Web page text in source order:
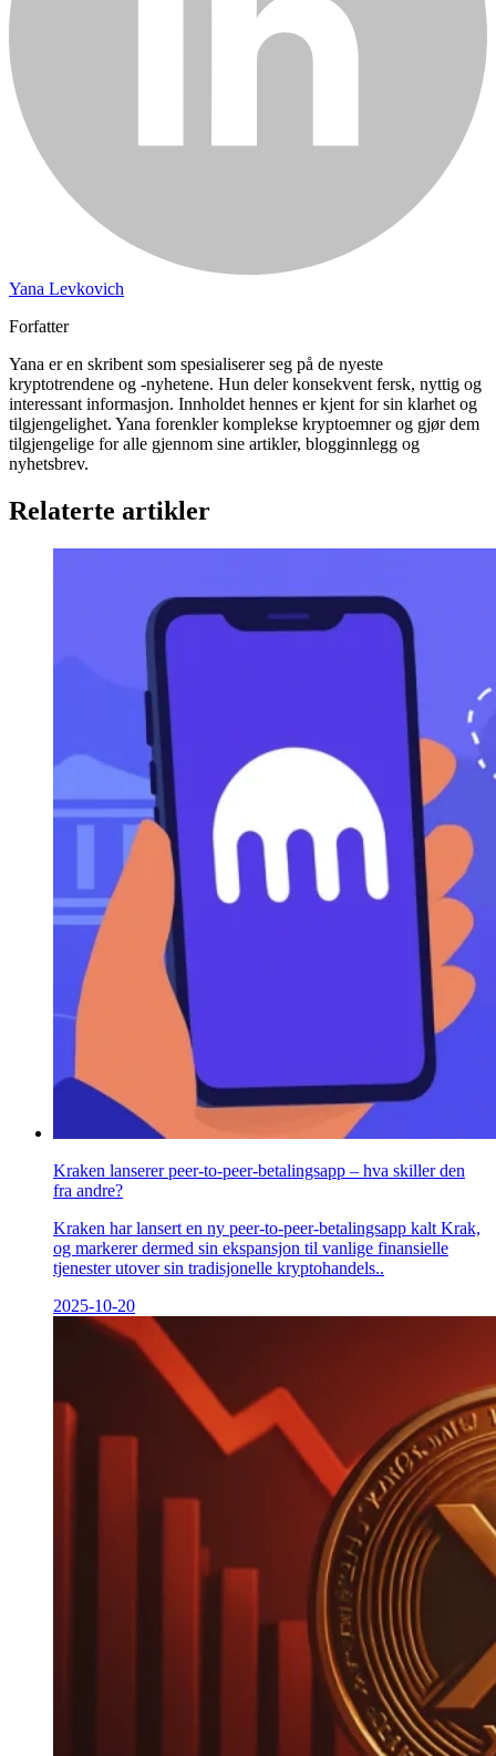
Yana Levkovich
Forfatter
Yana er en skribent som spesialiserer seg på de nyeste
kryptotrendene og -nyhetene. Hun deler konsekvent fersk, nyttig og
interessant informasjon. Innholdet hennes er kjent for sin klarhet og
tilgjengelighet. Yana forenkler komplekse kryptoemner og gjør dem
tilgjengelige for alle gjennom sine artikler, blogginnlegg og
nyhetsbrev.
Relaterte artikler
Kraken lanserer peer-to-peer-betalingsapp – hva skiller den
fra andre?
Kraken har lansert en ny peer-to-peer-betalingsapp kalt Krak,
og markerer dermed sin ekspansjon til vanlige finansielle
tjenester utover sin tradisjonelle kryptohandels..
2025-10-20